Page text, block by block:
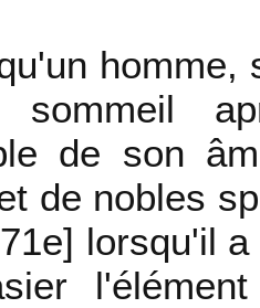
homme,
de son
de nobles
lorsqu'il